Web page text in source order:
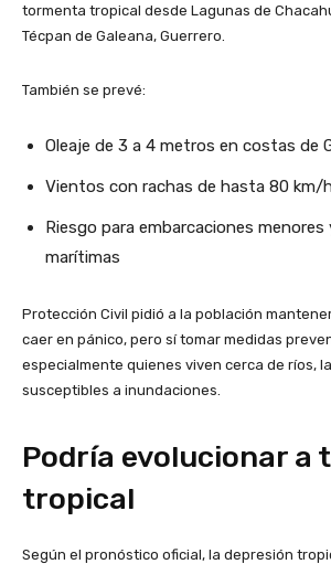
tormenta tropical desde Lagunas de
Técpan de Galeana, Guerrero.
También se prevé:
Oleaje de 3 a 4 metros en costas de
Vientos con rachas de hasta 80 km/
Riesgo para embarcaciones
marítimas
Protección Civil pidió a la población
caer en pánico, pero sí tomar medidas
especialmente quienes viven cerca de ríos,
susceptibles a inundaciones.
Podría evolucionar a
tropical
Según el pronóstico oficial, la depresión